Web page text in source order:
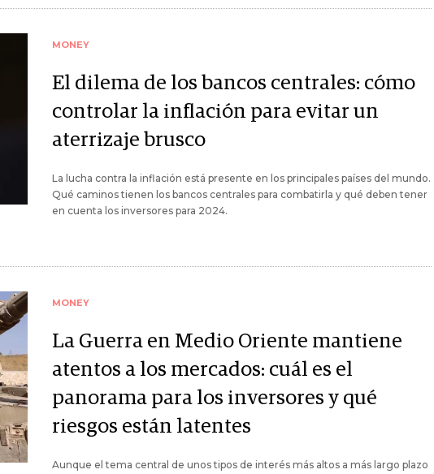
MONEY
El dilema de los bancos centrales: cómo
controlar la inflación para evitar un
aterrizaje brusco
La lucha contra la inflación está presente en los principales países del mundo.
Qué caminos tienen los bancos centrales para combatirla y qué deben tener
en cuenta los inversores para 2024.
MONEY
La Guerra en Medio Oriente mantiene
atentos a los mercados: cuál es el
panorama para los inversores y qué
riesgos están latentes
Aunque el tema central de unos tipos de interés más altos a más largo plazo